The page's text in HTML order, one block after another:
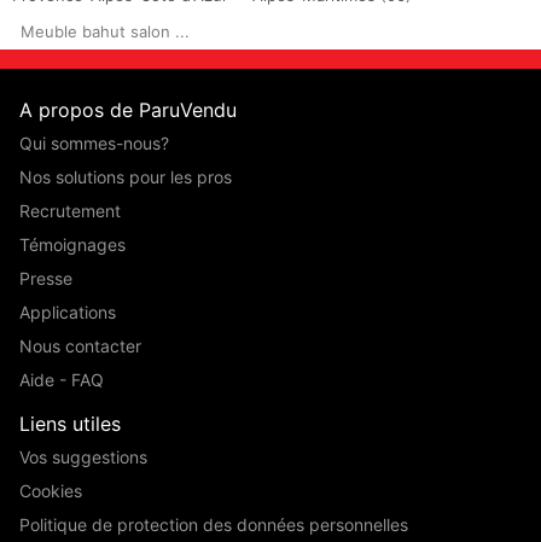
Meuble bahut salon ...
A propos de ParuVendu
Qui sommes-nous?
Nos solutions pour les pros
Recrutement
Témoignages
Presse
Applications
Nous contacter
Aide - FAQ
Liens utiles
Vos suggestions
Cookies
Politique de protection des données personnelles